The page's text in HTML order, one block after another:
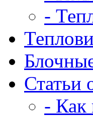
-
Статьи
- Как